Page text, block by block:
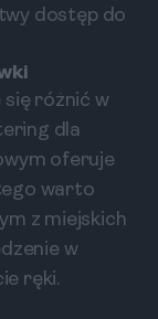
dostęp do
się różnić w
dla
oferuje
warto
z miejskich
w
ręki.